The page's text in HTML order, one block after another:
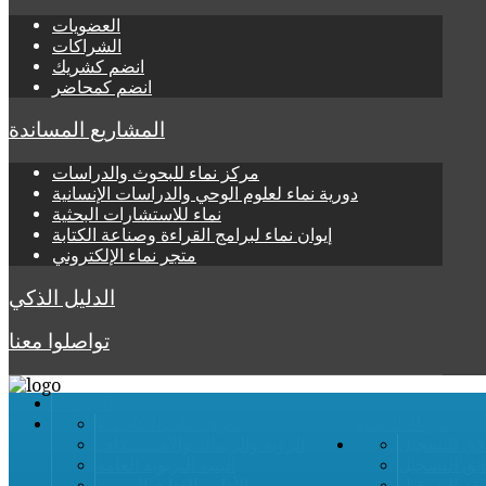
العضويات
الشراكات
انضم كشريك
انضم كمحاضر
المشاريع المساندة
مركز نماء للبحوث والدراسات
دورية نماء لعلوم الوحي والدراسات الإنسانية
نماء للاستشارات البحثية
إيوان نماء لبرامج القراءة وصناعة الكتابة
متجر نماء الإلكتروني
الدليل الذكي
تواصلوا معنا